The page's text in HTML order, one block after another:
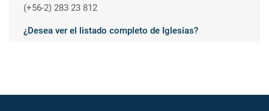
(+56-2) 283 23 812
¿Desea ver el listado completo de Iglesias?